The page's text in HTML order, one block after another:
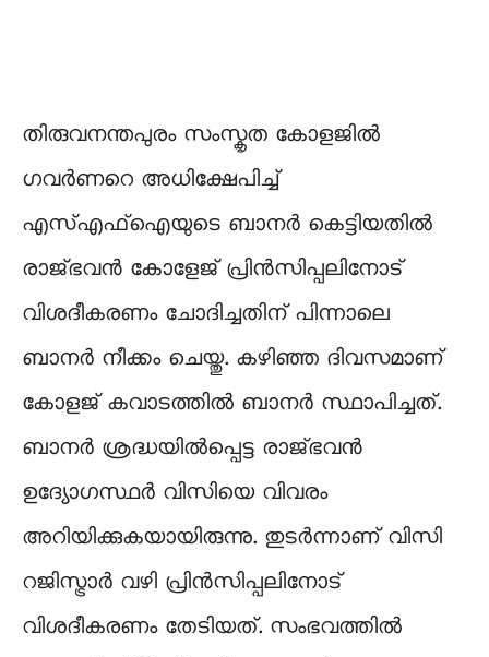
തിരുവനന്തപുരം സംസ്കൃത കോളജിൽ ​
ഗവർണറെ അധിക്ഷേപിച്ച്
എസ്എഫ്ഐയുടെ ബാനർ കെട്ടിയതിൽ
രാജ്ഭവൻ കോളേജ് പ്രിൻസിപ്പലിനോട്
വിശദീകരണം ചോദിച്ചതിന് പിന്നാലെ
ബാനർ നീക്കം ചെയ്തു. കഴിഞ്ഞ ദിവസമാണ്
കോളജ് കവാടത്തിൽ ബാനർ സ്ഥാപിച്ചത്.
ബാനർ ശ്രദ്ധയിൽപ്പെട്ട രാജ്ഭവൻ
ഉദ്യോഗസ്ഥർ വിസിയെ വിവരം
അറിയിക്കുകയായിരുന്നു. തുടർന്നാണ് വിസി
റജിസ്ട്രാർ വഴി പ്രിൻസിപ്പലിനോട്
വിശദീകരണം തേടിയത്. സംഭവത്തിൽ